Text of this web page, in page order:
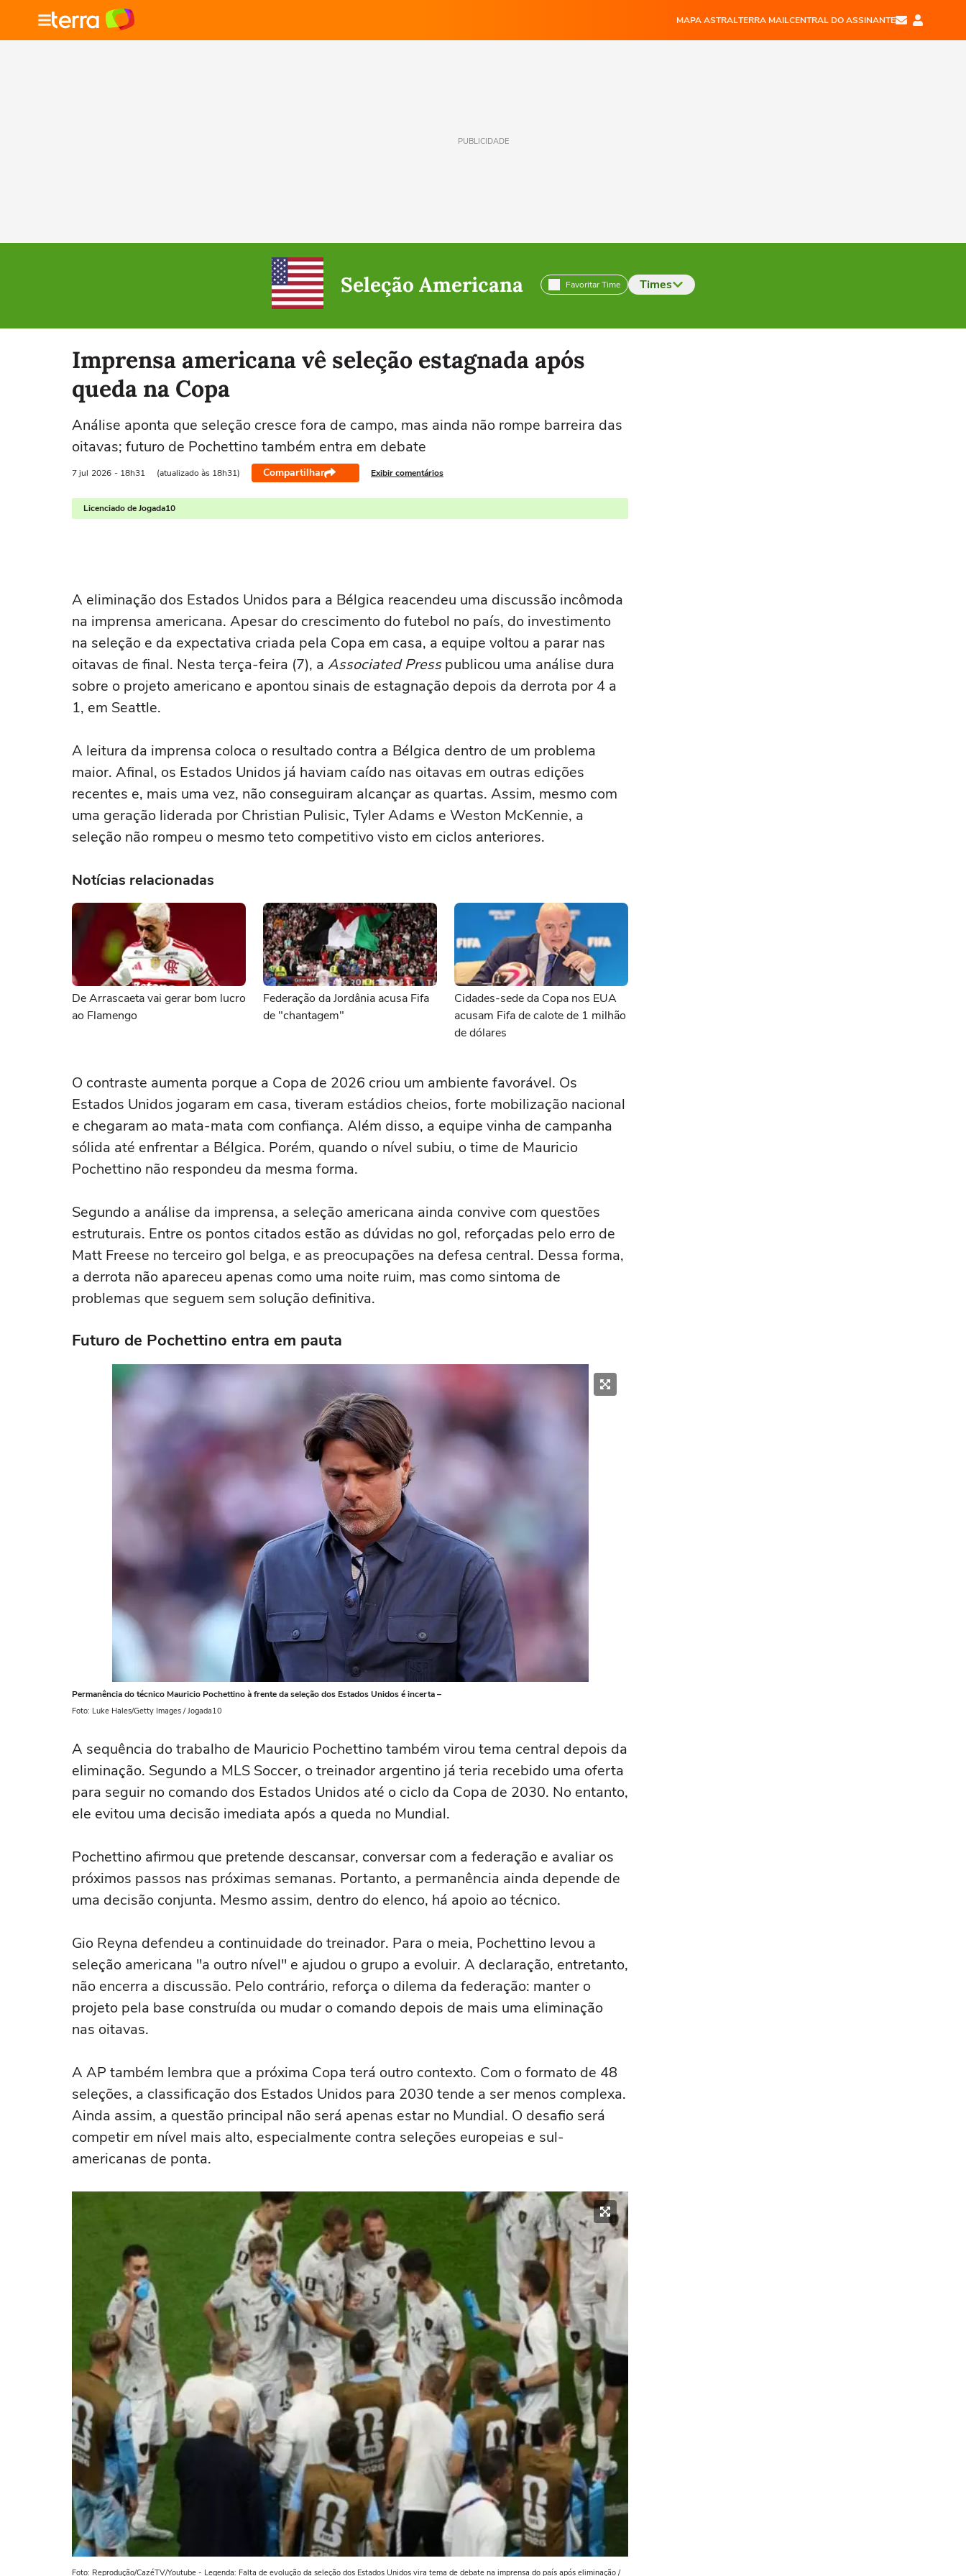
MAPA ASTRALTERRA MAILCENTRAL DO ASSINANTE
PUBLICIDADE
Seleção Americana Favoritar Time Times
Imprensa americana vê seleção estagnada após
queda na Copa
Análise aponta que seleção cresce fora de campo, mas ainda não rompe barreira das
oitavas; futuro de Pochettino também entra em debate
7 jul 2026 - 18h31 (atualizado às 18h31) Compartilhar Exibir comentários
Licenciado de Jogada10
A eliminação dos Estados Unidos para a Bélgica reacendeu uma discussão incômoda
na imprensa americana. Apesar do crescimento do futebol no país, do investimento
na seleção e da expectativa criada pela Copa em casa, a equipe voltou a parar nas
oitavas de final. Nesta terça-feira (7), a Associated Presspublicou uma análise dura
sobre o projeto americano e apontou sinais de estagnação depois da derrota por 4 a
1, em Seattle.
A leitura da imprensa coloca o resultado contra a Bélgica dentro de um problema
maior. Afinal, os Estados Unidos já haviam caído nas oitavas em outras edições
recentes e, mais uma vez, não conseguiram alcançar as quartas. Assim, mesmo com
uma geração liderada por Christian Pulisic, Tyler Adams e Weston McKennie, a
seleção não rompeu o mesmo teto competitivo visto em ciclos anteriores.
Notícias relacionadas
De Arrascaeta vai gerar bom lucro
ao Flamengo
Federação da Jordânia acusa Fifa
de "chantagem"
Cidades-sede da Copa nos EUA
acusam Fifa de calote de 1 milhão
de dólares
O contraste aumenta porque a Copa de 2026 criou um ambiente favorável. Os
Estados Unidos jogaram em casa, tiveram estádios cheios, forte mobilização nacional
e chegaram ao mata-mata com confiança. Além disso, a equipe vinha de campanha
sólida até enfrentar a Bélgica. Porém, quando o nível subiu, o time de Mauricio
Pochettino não respondeu da mesma forma.
Segundo a análise da imprensa, a seleção americana ainda convive com questões
estruturais. Entre os pontos citados estão as dúvidas no gol, reforçadas pelo erro de
Matt Freese no terceiro gol belga, e as preocupações na defesa central. Dessa forma,
a derrota não apareceu apenas como uma noite ruim, mas como sintoma de
problemas que seguem sem solução definitiva.
Futuro de Pochettino entra em pauta
Permanência do técnico Mauricio Pochettino à frente da seleção dos Estados Unidos é incerta –
Foto: Luke Hales/Getty Images / Jogada10
A sequência do trabalho de Mauricio Pochettino também virou tema central depois da
eliminação. Segundo a MLS Soccer, o treinador argentino já teria recebido uma oferta
para seguir no comando dos Estados Unidos até o ciclo da Copa de 2030. No entanto,
ele evitou uma decisão imediata após a queda no Mundial.
Pochettino afirmou que pretende descansar, conversar com a federação e avaliar os
próximos passos nas próximas semanas. Portanto, a permanência ainda depende de
uma decisão conjunta. Mesmo assim, dentro do elenco, há apoio ao técnico.
Gio Reyna defendeu a continuidade do treinador. Para o meia, Pochettino levou a
seleção americana "a outro nível" e ajudou o grupo a evoluir. A declaração, entretanto,
não encerra a discussão. Pelo contrário, reforça o dilema da federação: manter o
projeto pela base construída ou mudar o comando depois de mais uma eliminação
nas oitavas.
A AP também lembra que a próxima Copa terá outro contexto. Com o formato de 48
seleções, a classificação dos Estados Unidos para 2030 tende a ser menos complexa.
Ainda assim, a questão principal não será apenas estar no Mundial. O desafio será
competir em nível mais alto, especialmente contra seleções europeias e sul-
americanas de ponta.
Foto: Reprodução/CazéTV/Youtube - Legenda: Falta de evolução da seleção dos Estados Unidos vira tema de debate na imprensa do país após eliminação /